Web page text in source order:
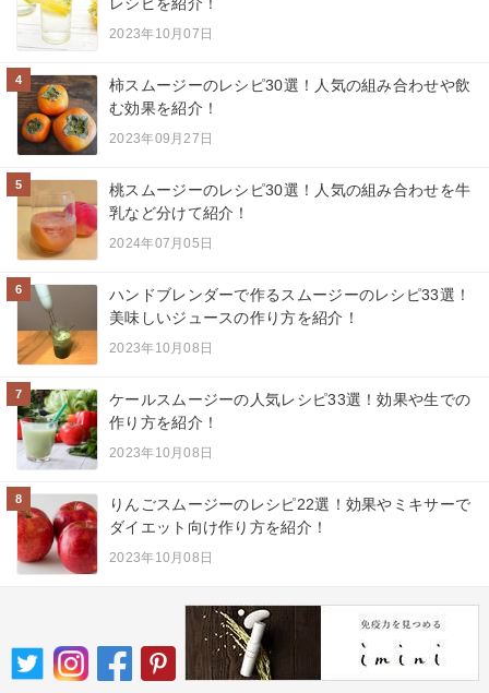
レシピを紹介！
2023年10月07日
4
柿スムージーのレシピ30選！人気の組み合わせや飲
む効果を紹介！
2023年09月27日
5
桃スムージーのレシピ30選！人気の組み合わせを牛
乳など分けて紹介！
2024年07月05日
6
ハンドブレンダーで作るスムージーのレシピ33選！
美味しいジュースの作り方を紹介！
2023年10月08日
7
ケールスムージーの人気レシピ33選！効果や生での
作り方を紹介！
2023年10月08日
8
りんごスムージーのレシピ22選！効果やミキサーで
ダイエット向け作り方を紹介！
2023年10月08日